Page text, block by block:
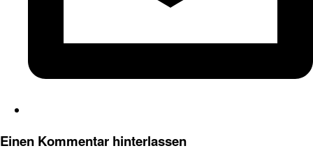
Einen Kommentar hinterlassen